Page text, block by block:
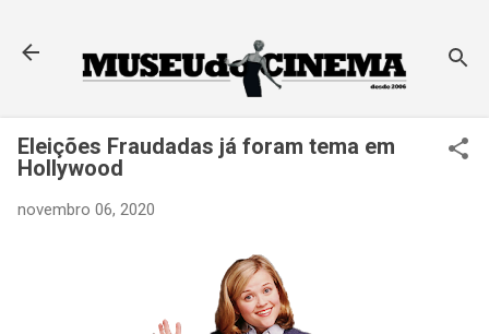
Eleições Fraudadas já foram tema em
Hollywood
novembro 06, 2020